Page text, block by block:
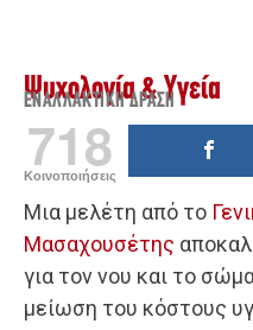
Ψυχολογία & Υγεία
ΕΝΑΛΛΑΚΤΙΚΉ ΔΡΆΣΗ
718
Κοινοποιήσεις
Μια μελέτη από το
Μασαχουσέτης
για τον νου και το
μείωση του κόστους